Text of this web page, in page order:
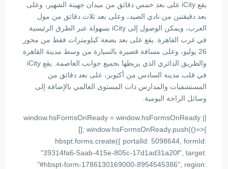
يقع iCity على بعد خمس دقائق من ميدان جهينة الشهير، وعلى
بعد دقيقتين من نادي الصيد، وعلى بعد ثلاث دقائق من مول
العرب، ويمكن الوصول إلى iCity بسهولة عبر الطرق الرئيسية
في غرب القاهرة. يقع على بعد بضعة كيلومترات فقط من محور
26 يوليو، وعلى مسافة قصيرة بالسيارة من وسط مدينة القاهرة
والطريق الدائري الذي يربطها بجميع جوانب العاصمة. يقع iCity
في قلب مدينة السادس من أكتوبر، على بعد دقائق من
المستشفيات والمدارس ذات المستوى العالمي بالإضافة إلى
وسائل الراحة اليومية.
window.hsFormsOnReady = window.hsFormsOnReady ||
[]; window.hsFormsOnReady.push(()=>{
hbspt.forms.create({ portalId: 5098644, formId:
"39314fa6-5aab-415e-805c-17d1ad31a20f", target:
"#hbspt-form-1786130169000-8954545386", region: